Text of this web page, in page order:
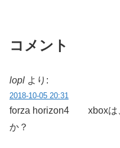
コメント
lopl より:
2018-10-05 20:31
forza horizon4 xboxは
か？